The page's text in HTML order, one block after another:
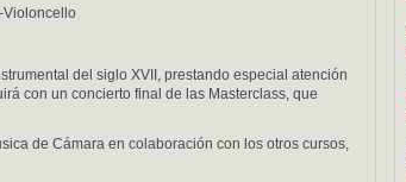
Violoncello
del siglo XVII, prestando especial atención
con un concierto final de las Masterclass, que
de Cámara en colaboración con los otros cursos,